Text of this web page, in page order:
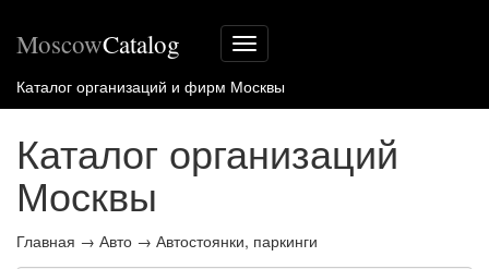
Меню
сайта
MoscowCatalog
Каталог организаций и фирм Москвы
Каталог организаций
Москвы
Главная → Авто → Автостоянки, паркинги